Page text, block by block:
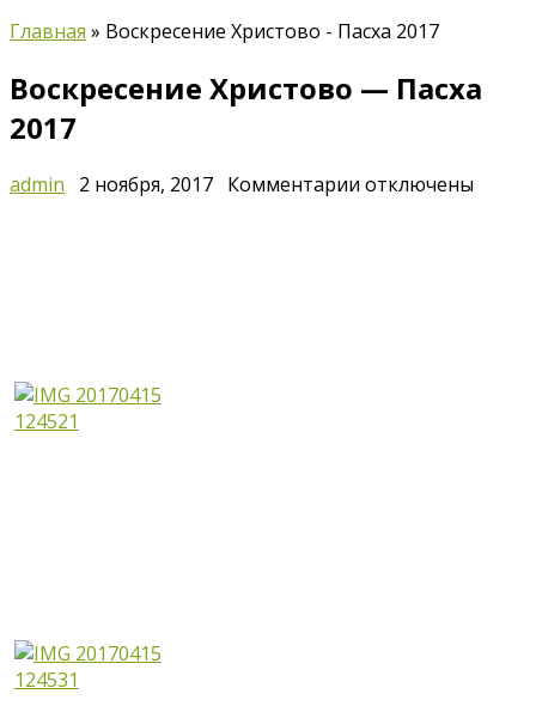
Главная » Воскресение Христово - Пасха 2017
Воскресение Христово — Пасха
2017
admin 2 ноября, 2017 Комментарии котключены